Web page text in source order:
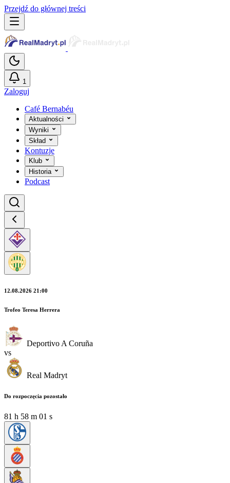
Przejdź do głównej treści
1
Zaloguj
Café Bernabéu
Aktualności
Wyniki
Skład
Kontuzje
Klub
Historia
Podcast
12.08.2026 21:00
Trofeo Teresa Herrera
Deportivo A Coruña
vs
Real Madryt
Do rozpoczęcia pozostało
81 h 58 m 00 s